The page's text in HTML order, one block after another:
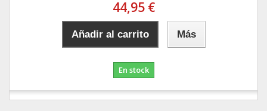
44,95 €
Añadir al carrito Más
En stock